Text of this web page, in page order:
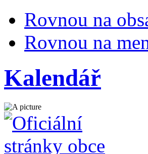
Rovnou na
Rovnou na
Kalendář